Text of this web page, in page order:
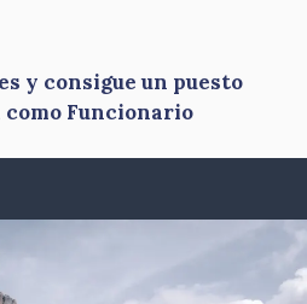
y consigue un puesto
Funcionario